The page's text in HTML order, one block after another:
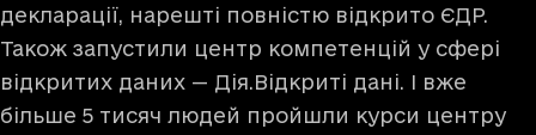
декларації, нарешті повністю відкрито ЄДР.
Також запустили центр компетенцій у сфері
відкритих даних — Дія.Відкриті дані. І вже
більше 5 тисяч людей пройшли курси центру